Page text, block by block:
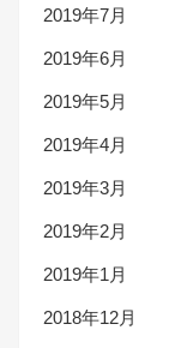
2019年7月
2019年6月
2019年5月
2019年4月
2019年3月
2019年2月
2019年1月
2018年12月